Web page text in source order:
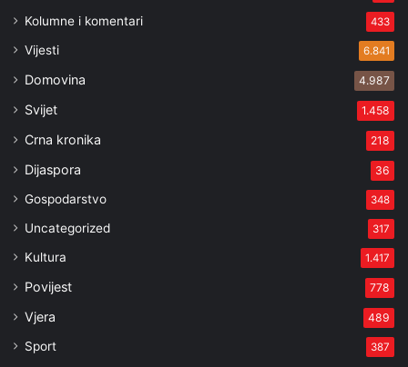
Kolumne i komentari 433
Vijesti 6.841
Domovina 4.987
Svijet 1.458
Crna kronika 218
Dijaspora 36
Gospodarstvo 348
Uncategorized 317
Kultura 1.417
Povijest 778
Vjera 489
Sport 387